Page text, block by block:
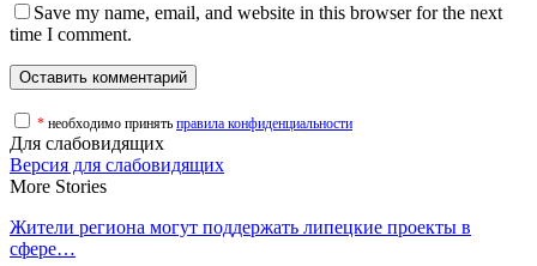
Save my name, email, and website in this browser for the next
time I comment.
* необходимо принять правила конфиденциальности
Для слабовидящих
Версия для слабовидящих
More Stories
Жители региона могут поддержать липецкие проекты в
сфере…